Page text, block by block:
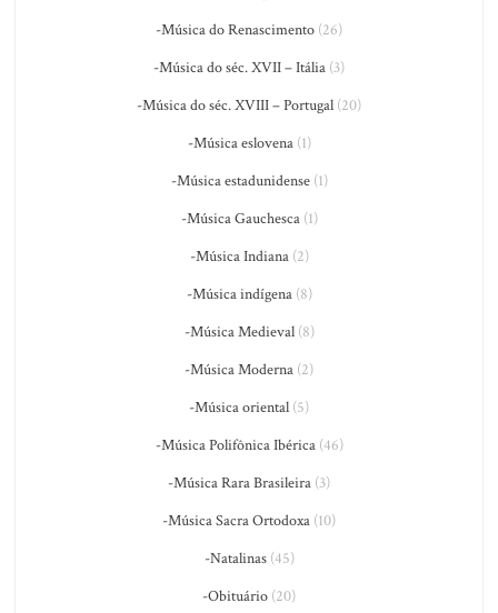
-Música do Renascimento (26)
-Música do séc. XVII – Itália (3)
-Música do séc. XVIII – Portugal (20)
-Música eslovena(1)
-Música estadunidense(1)
-Música Gauchesca(1)
-Música Indiana(2)
-Música indígena(8)
-Música Medieval(8)
-Música Moderna (2)
-Música oriental (5)
-Música Polifônica Ibérica(46)
-Música Rara Brasileira (3)
-Música Sacra Ortodoxa (10)
-Natalinas(45)
-Obituário (20)